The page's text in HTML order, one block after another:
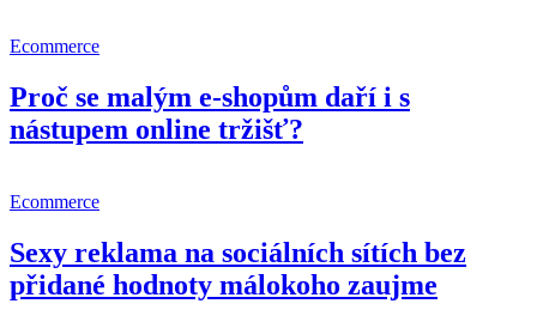
Ecommerce
Proč se malým e-shopům daří i s
nástupem online tržišť?
Ecommerce
Sexy reklama na sociálních sítích bez
přidané hodnoty málokoho zaujme